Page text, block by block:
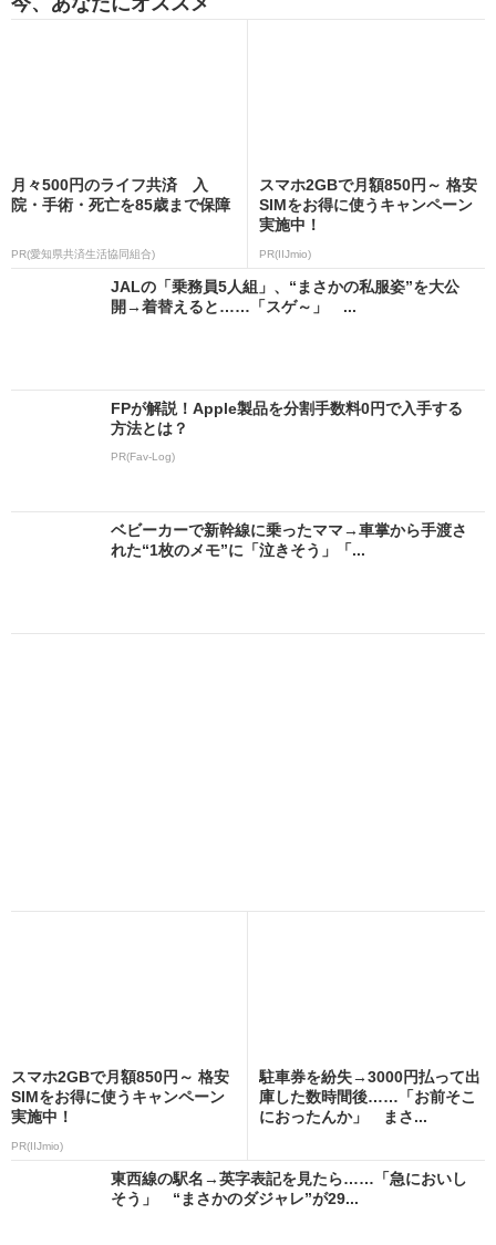
月々500円のライフ共済 入
院・手術・死亡を85歳まで保障
PR(愛知県共済生活協同組合)
スマホ2GBで月額850円～ 格安
SIMをお得に使うキャンペーン
実施中！
PR(IIJmio)
JALの「乗務員5人組」、“まさかの私服姿”を大公
開→着替えると……「スゲ～」 ...
FPが解説！Apple製品を分割手数料0円で入手する
方法とは？
PR(Fav-Log)
ベビーカーで新幹線に乗ったママ→車掌から手渡さ
れた“1枚のメモ”に「泣きそう」「...
スマホ2GBで月額850円～ 格安
SIMをお得に使うキャンペーン
実施中！
PR(IIJmio)
駐車券を紛失→3000円払って出
庫した数時間後……「お前そこ
におったんか」 まさ...
東西線の駅名→英字表記を見たら……「急においし
そう」 “まさかのダジャレ”が29...